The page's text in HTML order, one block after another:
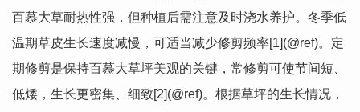
百慕大草耐热性强，但种植后需注意及时浇水养护。冬季低
温期草皮生长速度减慢，可适当减少修剪频率[1](@ref)。定
期修剪是保持百慕大草坪美观的关键，常修剪可使节间短、
低矮，生长更密集、细致[2](@ref)。根据草坪的生长情况，